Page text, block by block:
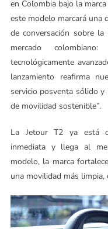
en Colombia bajo la
este modelo marcará una
de conversación sobre
mercado
tecnológicamente
lanzamiento reafirma
servicio posventa sólido
de movilidad sostenible”.
La Jetour T2 ya está
inmediata y llega al
modelo, la marca
una movilidad más limpia,